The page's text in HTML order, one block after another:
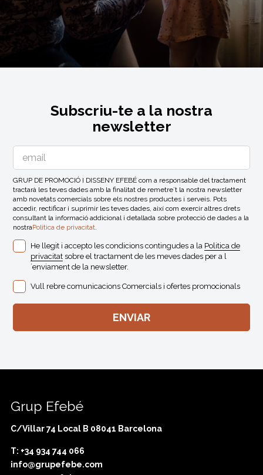
Subscriu-te a la nostra
newsletter
GRUP DE PROMOCIÓ I DISSENY EFEBÉ com a responsable del tractament
tractarà les teves dades amb la finalitat de remetre´t la nostra newsletter
amb novetats comercials sobre els nostres productes i serveis. Pots
accedir, rectificar i suprimir les teves dades, així com exercir altres drets
consultant la informació addicional i detallada sobre protecció de dades a la
nostraPolitica de privacitat.
He llegit i accepto les condicions contingudes a la Politica de
privacitat sobre el tractament de les meves dades per a l
´enviament de la newsletter.
Vull rebre comunicacions Comercials i ofertes promocionals
Grup Efebé
C/Villar 74 Local B 08041 Barcelona
T: +34 934 744 066
info@grupefebe.com